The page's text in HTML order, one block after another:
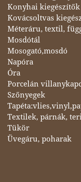
Konyhai kiegészítők
Kovácsoltvas
Méteráru, textil,
Mosdótál
Mosogató,mosdó
Napóra
Óra
Porcelán
Szőnyegek
Textilek, párnák,
Tükör
Üvegáru, poharak